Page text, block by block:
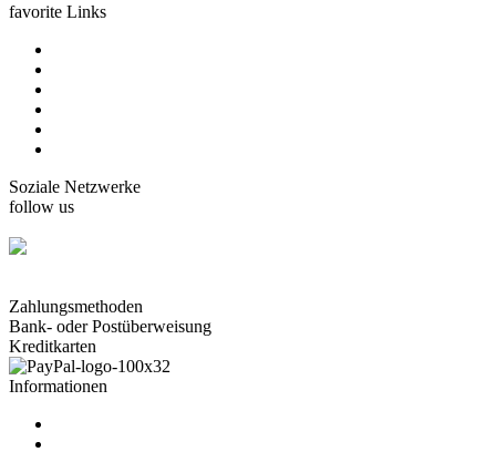
favorite Links
Soziale Netzwerke
follow us
Zahlungsmethoden
Bank- oder Postüberweisung
Kreditkarten
Informationen